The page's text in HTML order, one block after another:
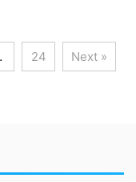
24 Next »